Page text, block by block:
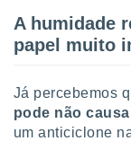
A humidade
papel muito
Já percebemos
pode não
um anticiclone